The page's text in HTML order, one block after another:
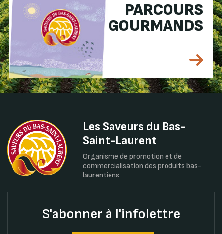
PARCOURS
GOURMANDS
Les Saveurs du Bas-
Saint-Laurent
Organisme de promotion et de
commercialisation des produits bas-
laurentiens
S'abonner à l'infolettre